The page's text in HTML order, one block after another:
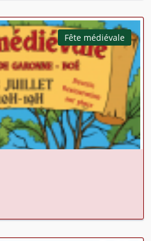
Fête médiévale